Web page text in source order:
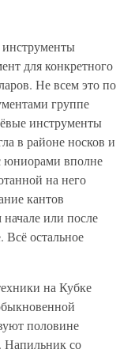
для конкретного
Не всем это по
группе
инструменты
в районе носков и
юниорами вполне
на него
кантов
или после
остальное
на Кубке
половине
Напильник со